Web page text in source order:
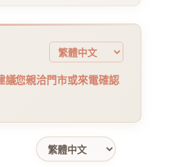
議您親洽門市或來電確認